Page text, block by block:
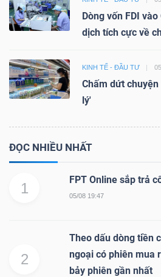
Dòng vốn FDI
dịch tích cực về
KINH TẾ - ĐẦU TƯ
Chấm dứt
lý'
ĐỌC NHIỀU NHẤT
1
FPT Online sắp trả
05/08 19:47
2
Theo dấu dòng tiền
ngoại có phiên mua
bảy phiên gần nhất